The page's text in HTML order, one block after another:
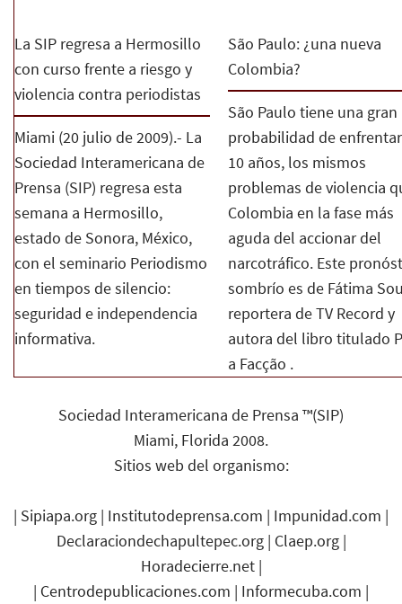
La SIP regresa a Hermosillo
con curso frente a riesgo y
violencia contra periodistas
Miami (20 julio de 2009).- La
Sociedad Interamericana de
Prensa (SIP) regresa esta
semana a Hermosillo,
estado de Sonora, México,
con el seminario Periodismo
en tiempos de silencio:
seguridad e independencia
informativa.
São Paulo: ¿una nueva
Colombia?
São Paulo tiene una gran
probabilidad de
10 años, los mismos
problemas de violencia
Colombia en la fase más
aguda del accionar del
narcotráfico. Este
sombrío es de Fátima
reportera de TV Record y
autora del libro titulado
a Facção .
Sociedad Interamericana de Prensa ™(SIP)
Miami, Florida 2008.
Sitios web del organismo:
| Sipiapa.org | Institutodeprensa.com | Impunidad.com |
Declaraciondechapultepec.org| Claep.org|
Horadecierre.net|
| Centrodepublicaciones.com | Informecuba.com |